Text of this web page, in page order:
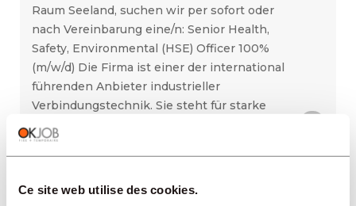
Ce site web utilise des cookies.
Raum Seeland, suchen wir per sofort oder
nach Vereinbarung eine/n: Senior Health,
Safety, Environmental (HSE) Officer 100%
(m/w/d) Die Firma ist einer der international
führenden Anbieter industrieller
Verbindungstechnik. Sie steht für starke
Verbindungen rund u
MAIL